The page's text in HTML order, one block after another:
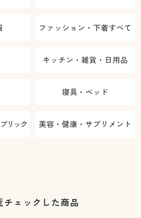
ファッション・下着すべて
キッチン・雑貨・日用品
寝具・ベッド
リック 美容・健康・サプリメント
チェックした商品